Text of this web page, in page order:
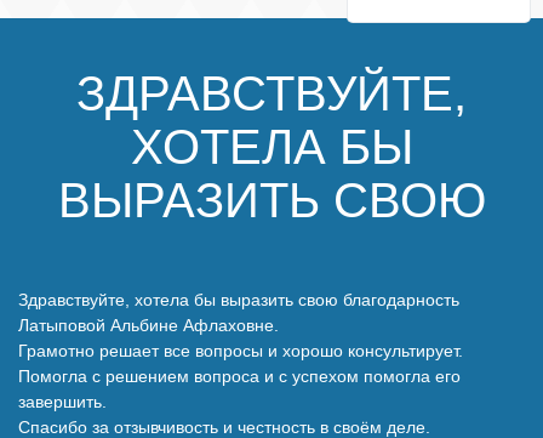
Полезные статьи
Наши победы
Видео о нас
ЗДРАВСТВУЙТЕ,
ХОТЕЛА БЫ
ВЫРАЗИТЬ СВОЮ
Здравствуйте, хотела бы выразить свою благодарность
Латыповой Альбине Афлаховне.
Грамотно решает все вопросы и хорошо консультирует.
Помогла с решением вопроса и с успехом помогла его
завершить.
Спасибо за отзывчивость и честность в своём деле.